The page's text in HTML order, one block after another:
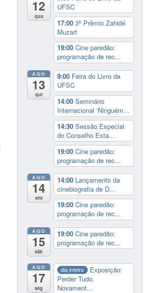
12
qua
UFSC
17:00 3º Prêmio Zahidé
Muzart
19:00 Cine paredão:
programação de rec...
AGO
13
qui
9:00 Feira do Livro da
UFSC
14:00 Seminário
Internacional ‘Ninguém...
14:30 Sessão Especial
do Conselho Esta...
19:00 Cine paredão:
programação de rec...
AGO
14
sex
14:00 Lançamento da
cinebiografia de D...
19:00 Cine paredão:
programação de rec...
AGO
15
sáb
19:00 Cine paredão:
programação de rec...
AGO
17
seg
dia inteiro
Exposição:
Perder Tudo.
Novament...